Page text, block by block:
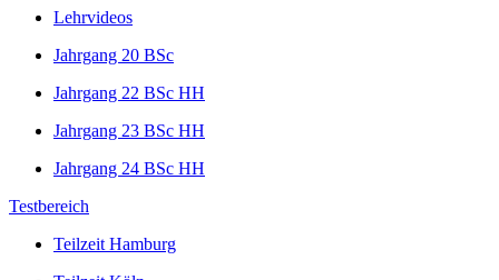
Lehrvideos
Jahrgang 20 BSc
Jahrgang 22 BSc HH
Jahrgang 23 BSc HH
Jahrgang 24 BSc HH
Testbereich
Teilzeit Hamburg